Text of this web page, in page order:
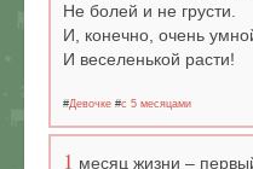
Не болей и не грусти.
И, конечно, очень
И веселенькой расти!
#Девочке #c 5 месяцами
1 месяц жизни –